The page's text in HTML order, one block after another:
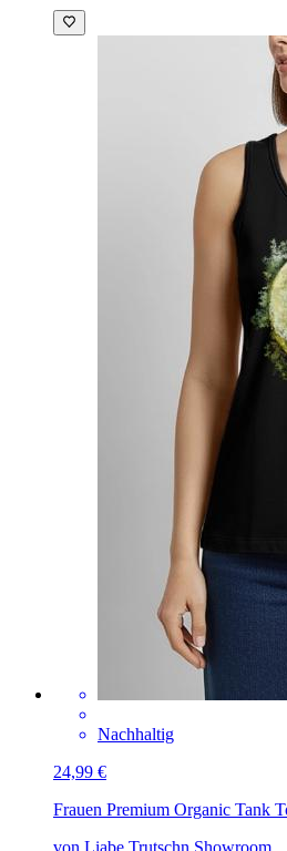
Nachhaltig
24,99 €
Frauen Premium Organic Tank
von Liabe Trutschn Showroom